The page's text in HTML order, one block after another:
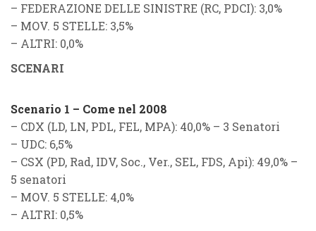
– FEDERAZIONE DELLE SINISTRE (RC, PDCI): 3,0%
– MOV. 5 STELLE: 3,5%
– ALTRI: 0,0%
SCENARI
Scenario 1 – Come nel 2008
– CDX (LD, LN, PDL, FEL, MPA): 40,0% – 3 Senatori
– UDC: 6,5%
– CSX (PD, Rad, IDV, Soc., Ver., SEL, FDS, Api): 49,0% –
5 senatori
– MOV. 5 STELLE: 4,0%
– ALTRI: 0,5%